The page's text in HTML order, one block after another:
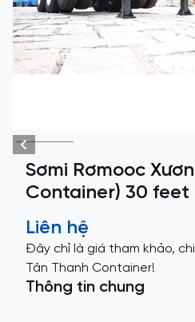
Sơmi Rơmooc
Container) 30 feet
Liên hệ
Đây chỉ là giá tham khảo,
Tân Thanh Container!
Thông tin chung